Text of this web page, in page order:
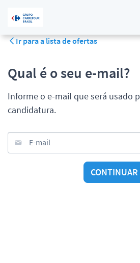
Ir para a lista de ofertas
Qual é o seu e-mail?
Informe o e-mail que será usado
candidatura.
E-mail
CONTINUAR